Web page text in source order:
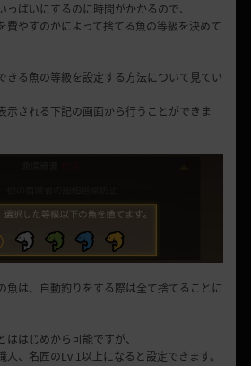
ぱいにするのに時間がかかるので、
費やすのかによって捨てる魚の等級を決めて
きる魚の等級を設定する方法について見てい
示される下記の画面から行うことができま
魚は、自動釣りをする際は全て捨てることに
はじめから可能ですが、
、名匠のLv.1以上になると設定できます。